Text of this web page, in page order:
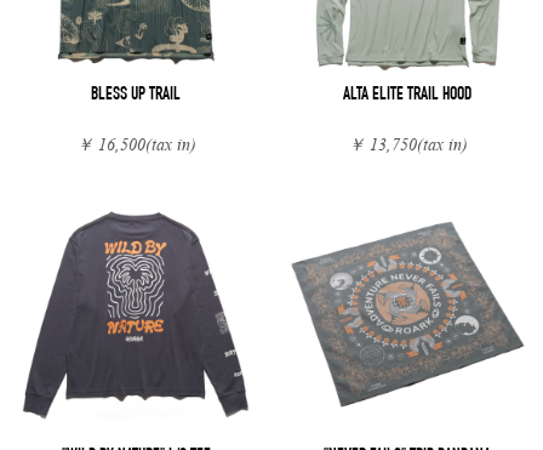
BLESS UP TRAIL
￥ 16,500(tax in)
ALTA ELITE TRAIL HOOD
￥ 13,750(tax in)